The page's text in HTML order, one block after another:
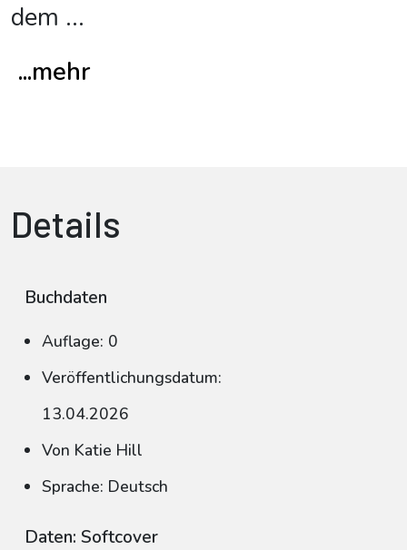
dem ...
...mehr
Details
Buchdaten
Auflage: 0
Veröffentlichungsdatum:
13.04.2026
Von Katie Hill
Sprache: Deutsch
Daten: Softcover